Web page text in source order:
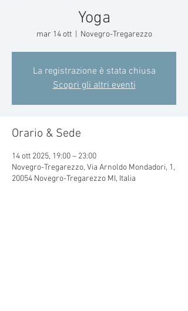
Yoga
mar 14 ott
  |
Novegro-Tregarezzo
La registrazione è stata chiusa
Scopri gli altri eventi
Orario & Sede
14 ott 2025, 19:00 – 23:00
Novegro-Tregarezzo, Via Arnoldo Mondadori, 1,
20054 Novegro-Tregarezzo MI, Italia